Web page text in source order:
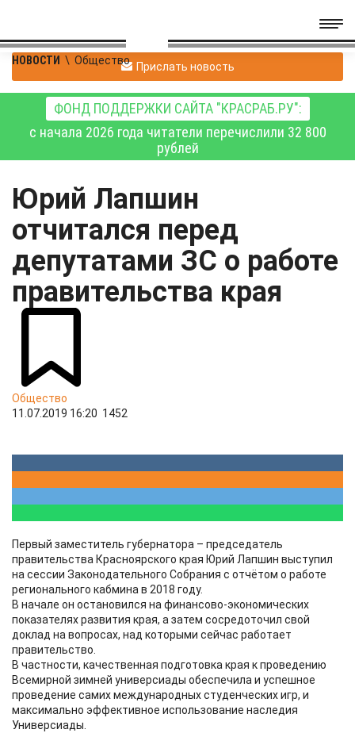
НОВОСТИ \ Общество Прислать новость
ФОНД ПОДДЕРЖКИ САЙТА "КРАСРАБ.РУ":
с начала 2026 года читатели перечислили 32 800
рублей
Юрий Лапшин
отчитался перед
депутатами ЗС о работе
правительства края
Общество
11.07.2019 16:20 1452
Первый заместитель губернатора – председатель
правительства Красноярского края Юрий Лапшин выступил
на сессии Законодательного Собрания с отчётом о работе
регионального кабмина в 2018 году.
В начале он остановился на финансово-экономических
показателях развития края, а затем сосредоточил свой
доклад на вопросах, над которыми сейчас работает
правительство.
В частности, качественная подготовка края к проведению
Всемирной зимней универсиады обеспечила и успешное
проведение самих международных студенческих игр, и
максимально эффективное использование наследия
Универсиады.